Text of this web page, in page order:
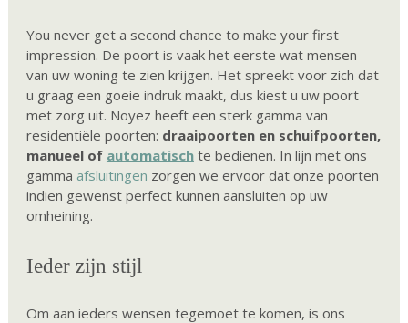
You never get a second chance to make your first
impression. De poort is vaak het eerste wat mensen
van uw woning te zien krijgen. Het spreekt voor zich dat
u graag een goeie indruk maakt, dus kiest u uw poort
met zorg uit. Noyez heeft een sterk gamma van
residentiële poorten: draaipoorten en schuifpoorten,
manueel of automatischte bedienen. In lijn met ons
gamma afsluitingen zorgen we ervoor dat onze poorten
indien gewenst perfect kunnen aansluiten op uw
omheining.
Ieder zijn stijl
Om aan ieders wensen tegemoet te komen, is ons